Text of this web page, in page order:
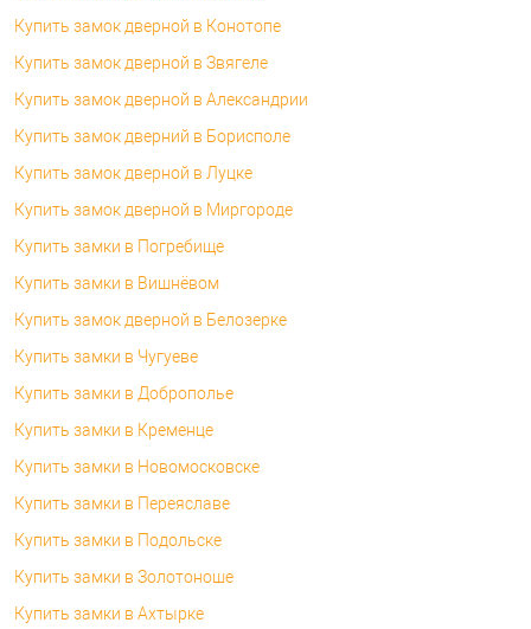
Купить замок дверной в Конотопе
Купить замок дверной в Звягеле
Купить замок дверной в Александрии
Купить замок дверний в Борисполе
Купить замок дверной в Луцке
Купить замок дверной в Миргороде
Купить замки в Погребище
Купить замки в Вишнёвом
Купить замок дверной в Белозерке
Купить замки в Чугуеве
Купить замки в Доброполье
Купить замки в Кременце
Купить замки в Новомосковске
Купить замки в Переяславе
Купить замки в Подольске
Купить замки в Золотоноше
Купить замки в Ахтырке